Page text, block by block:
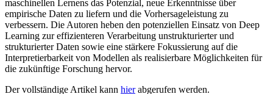
maschinellen Lernens das Potenzial, neue Erkenntnisse über
empirische Daten zu liefern und die Vorhersageleistung zu
verbessern. Die Autoren heben den potenziellen Einsatz von Deep
Learning zur effizienteren Verarbeitung unstrukturierter und
strukturierter Daten sowie eine stärkere Fokussierung auf die
Interpretierbarkeit von Modellen als realisierbare Möglichkeiten für
die zukünftige Forschung hervor.
Der vollständige Artikel kann hierabgerufen werden.